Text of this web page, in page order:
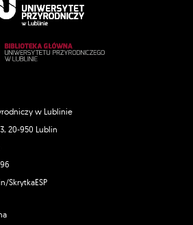
w Lublinie
20-950 Lublin
SkrytkaESP